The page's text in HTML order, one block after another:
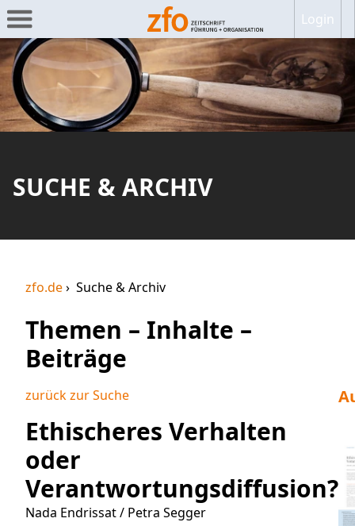
Login
SUCHE & ARCHIV
zfo.de Suche & Archiv
Themen – Inhalte –
Beiträge
zurück zur Suche
Ethischeres Verhalten
oder
Verantwortungsdiffusion?
Nada Endrissat / Petra Segger